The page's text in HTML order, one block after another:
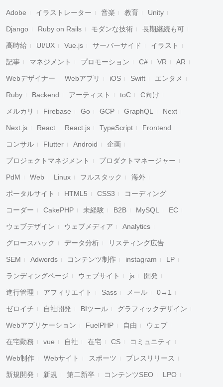
Adobe イラストレーター 音楽 教育 Unity
Django Ruby on Rails モダンな技術 長期継続も可
高時給 UI/UX Vue.js サーバーサイド イラスト
記事 マネジメント プロモーション C# VR AR
Webデザイナー Webアプリ iOS Swift エンタメ
Ruby Backend アーティスト toC C向け
メルカリ Firebase Go GCP GraphQL Next
Next.js React React.js TypeScript Frontend
コンサル Flutter Android 企画
プロジェクトマネジメント プロダクトマネージャー
PdM Web Linux フルスタック 海外
ポータルサイト HTML5 CSS3 コーディング
コーダー CakePHP 未経験 B2B MySQL EC
ウェブデザイン ウェブメディア Analytics
グロースハック データ分析 リスティング広告
SEM Adwords コンテンツ制作 instagram LP
ランディングページ ウェブサイト js 開発
進行管理 アフィリエイト Sass メール 0→1
ゼロイチ 自社開発 BIツール グラフィックデザイン
Webアプリケーション FuelPHP 自由 ウェブ
在宅勤務 vue 自社 在宅 CS コミュニティ
Web制作 Webサイト スポーツ プレスリリース
新規開発 新規 第二新卒 コンテンツSEO LPO